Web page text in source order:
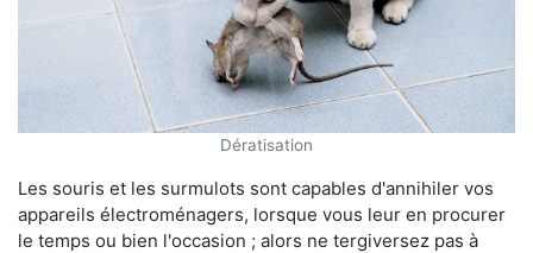
Dératisation
Les souris et les surmulots sont capables d'annihiler vos
appareils électroménagers, lorsque vous leur en procurer
le temps ou bien l'occasion ; alors ne tergiversez pas à